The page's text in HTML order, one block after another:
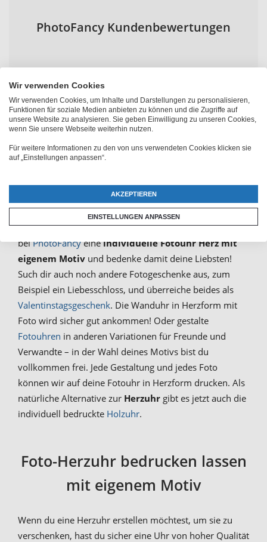
PhotoFancy Kundenbewertungen
Herzuhr mit Foto erstellen als
Geschenk mit Liebesbotschaft
auch eine schöne Geschenkidee für die Familie. Gut
sichtbar aufgehängt sagt dieses Fotogeschenk „Ich
denke an dich“ und „Ich bin jederzeit bei dir“. Gestalte
beiPhotoFancyeineindividuelle Fotouhr Herz mit
eigenem Motiv und bedenke damit deine Liebsten!
Such dir auch noch andere Fotogeschenke aus, zum
Beispiel ein Liebesschloss, und überreiche beides als
Valentinstagsgeschenk. Die Wanduhr in Herzform mit
Foto wird sicher gut ankommen! Oder gestalte
Fotouhren in anderen Variationen für Freunde und
Verwandte – in der Wahl deines Motivs bist du
vollkommen frei. Jede Gestaltung und jedes Foto
können wir auf deine Fotouhr in Herzform drucken. Als
natürliche Alternative zur Herzuhr gibt es jetzt auch die
individuell bedruckte Holzuhr.
Foto-Herzuhr bedrucken lassen
mit eigenem Motiv
Wenn du eine Herzuhr erstellen möchtest, um sie zu
verschenken, hast du sicher eine Uhr von hoher Qualität
Wir verwenden Cookies
Wir verwenden Cookies, um Inhalte und Darstellungen zu personalisieren,
Funktionen für soziale Medien anbieten zu können und die Zugriffe auf
unsere Website zu analysieren. Sie geben Einwilligung zu unseren Cookies,
wenn Sie unsere Webseite weiterhin nutzen.
Für weitere Informationen zu den von uns verwendeten Cookies klicken sie
auf „Einstellungen anpassen“.
AKZEPTIEREN
EINSTELLUNGEN ANPASSEN